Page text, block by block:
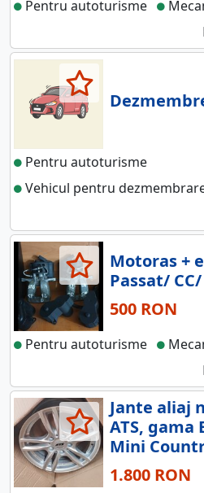
Pentru autoturisme
Pentru autoturisme
Vehicul pentru
Motoras +
Passat/
500 RON
Pentru autoturisme
Jante aliaj
ATS, gama
Mini
1.800 RON